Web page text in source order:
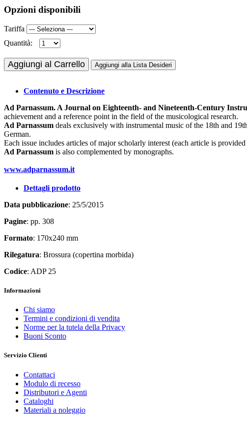
Opzioni disponibili
Tariffa
Quantità:
Aggiungi al Carrello Aggiungi alla Lista Desideri
Contenuto e Descrizione
Ad Parnassum. A Journal on Eighteenth- and Nineteenth-Century
achievement and a reference point in the field of the musicological research.
Ad Parnassum deals exclusively with instrumental music of the 18th and
German.
Each issue includes articles of major scholarly interest (each article is
Ad Parnassum is also complemented by monographs.
www.adparnassum.it
Dettagli prodotto
Data pubblicazione: 25/5/2015
Pagine: pp. 308
Formato: 170x240 mm
Rilegatura: Brossura (copertina morbida)
Codice: ADP 25
Informazioni
Chi siamo
Termini e condizioni di vendita
Norme per la tutela della Privacy
Buoni Sconto
Servizio Clienti
Contattaci
Modulo di recesso
Distributori e Agenti
Cataloghi
Materiali a noleggio